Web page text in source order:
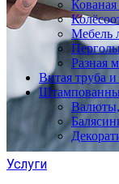
Кованая
Мебель
Разная
Витая труба
Услуги